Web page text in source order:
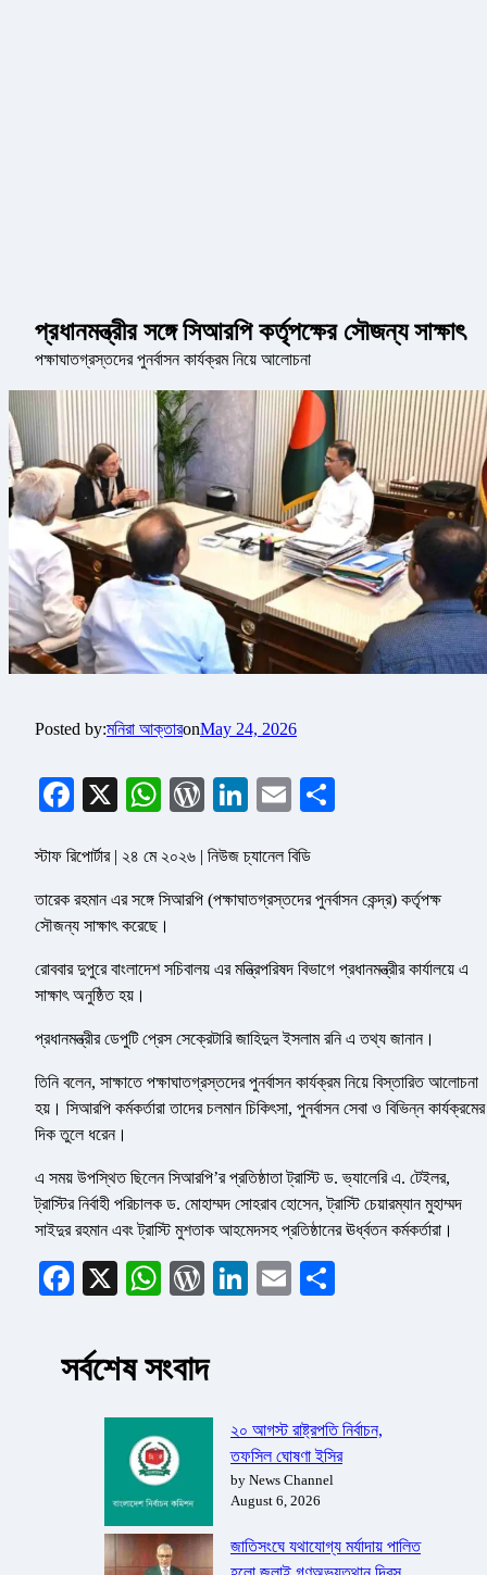
প্রধানমন্ত্রীর সঙ্গে সিআরপি কর্তৃপক্ষের সৌজন্য সাক্ষাৎ
পক্ষাঘাতগ্রস্তদের পুনর্বাসন কার্যক্রম নিয়ে আলোচনা
Posted by:মনিরা আক্তারonMay 24, 2026
Facebook
X WhatsApp
WordPress
LinkedIn
Email
স্টাফ রিপোর্টার | ২৪ মে ২০২৬ | নিউজ চ্যানেল বিডি
তারেক রহমান এর সঙ্গে সিআরপি (পক্ষাঘাতগ্রস্তদের পুনর্বাসন কেন্দ্র) কর্তৃপক্ষ
সৌজন্য সাক্ষাৎ করেছে।
রোববার দুপুরে বাংলাদেশ সচিবালয় এর মন্ত্রিপরিষদ বিভাগে প্রধানমন্ত্রীর কার্যালয়ে এ
সাক্ষাৎ অনুষ্ঠিত হয়।
প্রধানমন্ত্রীর ডেপুটি প্রেস সেক্রেটারি জাহিদুল ইসলাম রনি এ তথ্য জানান।
তিনি বলেন, সাক্ষাতে পক্ষাঘাতগ্রস্তদের পুনর্বাসন কার্যক্রম নিয়ে বিস্তারিত আলোচনা
হয়। সিআরপি কর্মকর্তারা তাদের চলমান চিকিৎসা, পুনর্বাসন সেবা ও বিভিন্ন কার্যক্রমের
দিক তুলে ধরেন।
এ সময় উপস্থিত ছিলেন সিআরপি’র প্রতিষ্ঠাতা ট্রাস্টি ড. ভ্যালেরি এ. টেইলর,
ট্রাস্টির নির্বাহী পরিচালক ড. মোহাম্মদ সোহরাব হোসেন, ট্রাস্টি চেয়ারম্যান মুহাম্মদ
সাইদুর রহমান এবং ট্রাস্টি মুশতাক আহমেদসহ প্রতিষ্ঠানের ঊর্ধ্বতন কর্মকর্তারা।
Facebook
X WhatsApp
WordPress
LinkedIn
Email
সর্বশেষ সংবাদ
২০ আগস্ট রাষ্ট্রপতি নির্বাচন,
তফসিল ঘোষণা ইসির
by News Channel
August 6, 2026
জাতিসংঘে যথাযোগ্য মর্যাদায় পালিত